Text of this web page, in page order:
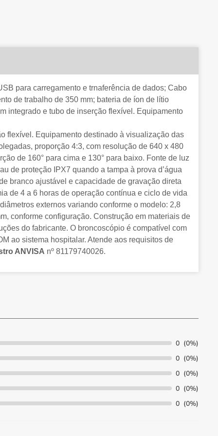
para carregamento e trnaferência de dados; Cabo
de trabalho de 350 mm; bateria de íon de lítio
integrado e tubo de inserção flexível. Equipamento
flexível. Equipamento destinado à visualização das
proporção 4:3, com resolução de 640 x 480
de 160° para cima e 130° para baixo. Fonte de luz
de proteção IPX7 quando a tampa à prova d’água
branco ajustável e capacidade de gravação direta
de 4 a 6 horas de operação contínua e ciclo de vida
externos variando conforme o modelo: 2,8
conforme configuração. Construção em materiais de
do fabricante. O broncoscópio é compatível com
ao sistema hospitalar. Atende aos requisitos de
ANVISA nº 81179740026.
0 (0%)
0 (0%)
0 (0%)
0 (0%)
0 (0%)